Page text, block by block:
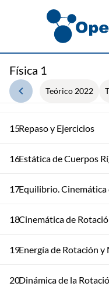
Física 1
Teórico 2022
Sistema de
Movimiento del
Sistema
14 Colisiones. Choque
15Repaso y Ejercicios
16Estática de Cuerpos
17Equilibrio. Cinemática
18Cinemática de
19Energía de Rotación
20Dinámica de la